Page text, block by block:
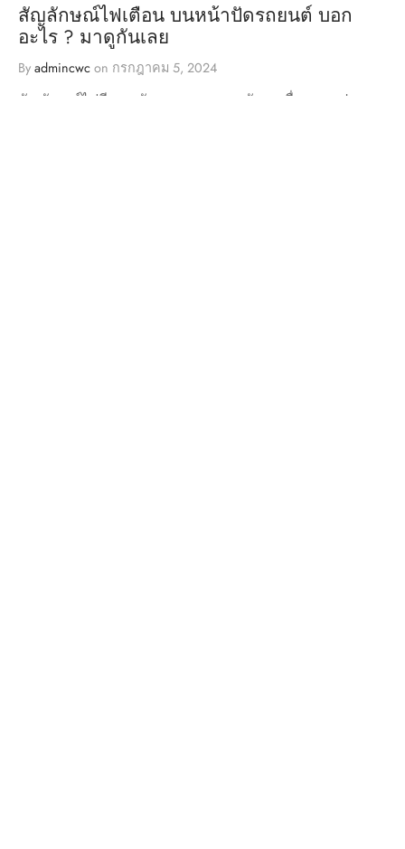
สัญลักษณ์ไฟเตือน บนหน้าปัดรถยนต์ บอก
อะไร ? มาดูกันเลย
By admincwc on กรกฎาคม 5, 2024
สัญลักษณ์ไฟสีแดง อันตรายควรหยุดขับรถเพื่อความปลอด